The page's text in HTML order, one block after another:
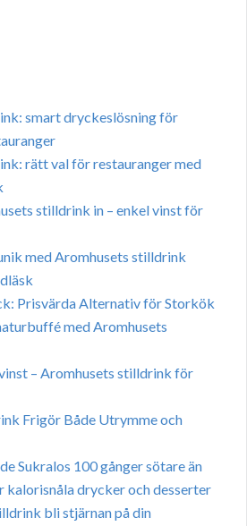
smart dryckeslösning för
rätt val för restauranger med
stilldrink in – enkel vinst för
med Aromhusets stilldrink
Prisvärda Alternativ för Storkök
med Aromhusets
– Aromhusets stilldrink för
Frigör Både Utrymme och
Sukralos 100 gånger sötare än
drycker och desserter
bli stjärnan på din